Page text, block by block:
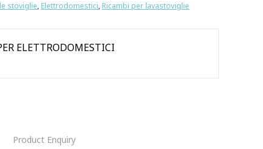
stoviglie, Elettrodomestici, Ricambi per lavastoviglie
ELETTRODOMESTICI
Product Enquiry